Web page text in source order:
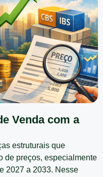
Venda com a
estruturais que
de preços, especialmente
2027 a 2033. Nesse